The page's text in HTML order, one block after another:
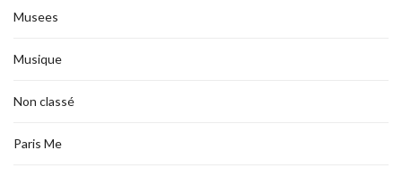
Musees
Musique
Non classé
Paris Me